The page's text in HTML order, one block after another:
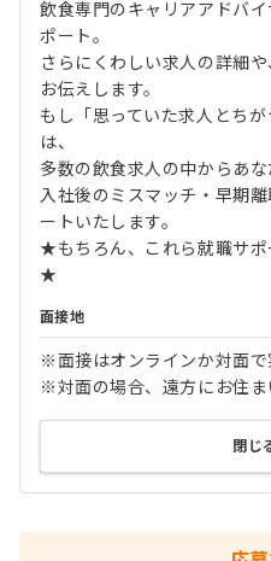
飲食専門のキャリアアドバ
ポート。
さらにくわしい求人の詳細
お伝えします。
もし「思っていた求人とち
は、
多数の飲食求人の中からあ
入社後のミスマッチ・早期
ートいたします。
★もちろん、これら就職サ
★
面接地
※面接はオンラインか対面で
※対面の場合、遠方にお住
閉じ